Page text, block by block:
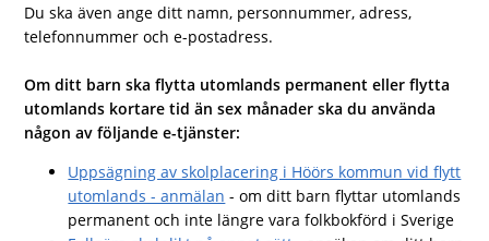
Du ska även ange ditt namn, personnummer, adress,
telefonnummer och e-postadress.
Om ditt barn ska flytta utomlands permanent eller flytta
utomlands kortare tid än sex månader ska du använda
någon av följande e-tjänster:
Uppsägning av skolplacering i Höörs kommun vid flytt
utomlands - anmälan - om ditt barn flyttar utomlands
permanent och inte längre vara folkbokförd i Sverige